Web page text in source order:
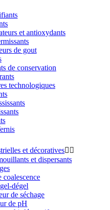
et antioxydants
de gout
de conservation
technologiques
et décoratives 
et dispersants
coalescence
dégel
de séchage
de pH